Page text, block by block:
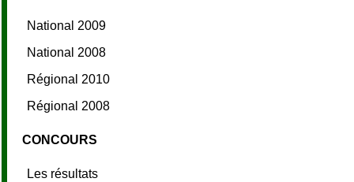
National 2009
National 2008
Régional 2010
Régional 2008
CONCOURS
Les résultats